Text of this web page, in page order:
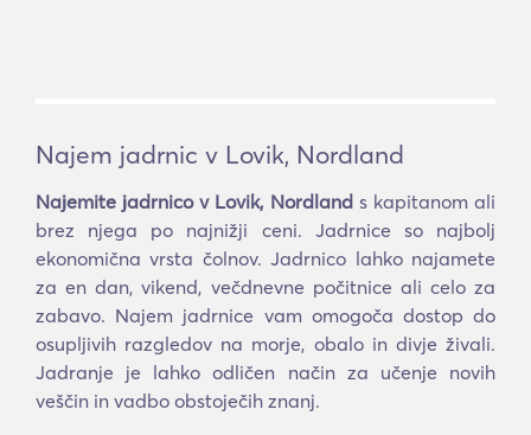
Najem jadrnic v Lovik, Nordland
Najemite jadrnico v Lovik, Nordland s kapitanom ali
brez njega po najnižji ceni. Jadrnice so najbolj
ekonomična vrsta čolnov. Jadrnico lahko najamete
za en dan, vikend, večdnevne počitnice ali celo za
zabavo. Najem jadrnice vam omogoča dostop do
osupljivih razgledov na morje, obalo in divje živali.
Jadranje je lahko odličen način za učenje novih
veščin in vadbo obstoječih znanj.